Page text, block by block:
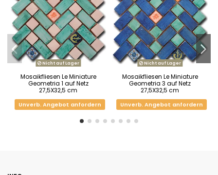
Nicht auf Lager
Mosaikfliesen Le Miniature
Geometria 1 auf Netz
27,5X32,5 cm
Unverb. Angebot anfordern
Nicht auf Lager
Mosaikfliesen Le Miniature
Geometria 3 auf Netz
27,5X32,5 cm
Unverb. Angebot anfordern